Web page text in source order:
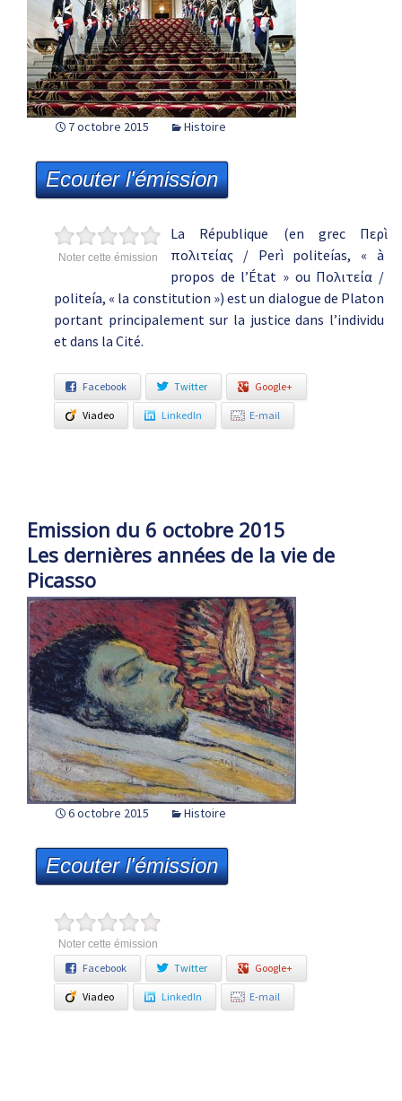
7 octobre 2015 Histoire
Ecouter l'émission
Noter cette émission
La République (en grec Περὶ
πολιτείας / Perì politeías, « à
propos de l’État » ou Πολιτεία /
politeía, « la constitution ») est un dialogue de Platon
portant principalement sur la justice dans l’individu
et dans la Cité.
Facebook Twitter Google+
Viadeo LinkedIn E-mail
Emission du 6 octobre 2015
Les dernières années de la vie de
Picasso
6 octobre 2015 Histoire
Ecouter l'émission
Noter cette émission
Facebook Twitter Google+
Viadeo LinkedIn E-mail